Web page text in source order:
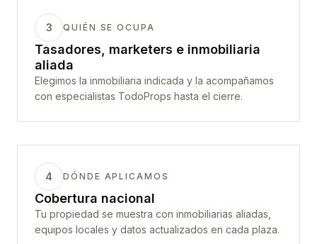
3 QUIÉN SE OCUPA
Tasadores, marketers e inmobiliaria
aliada
Elegimos la inmobiliaria indicada y la acompañamos
con especialistas TodoProps hasta el cierre.
4 DÓNDE APLICAMOS
Cobertura nacional
Tu propiedad se muestra con inmobiliarias aliadas,
equipos locales y datos actualizados en cada plaza.